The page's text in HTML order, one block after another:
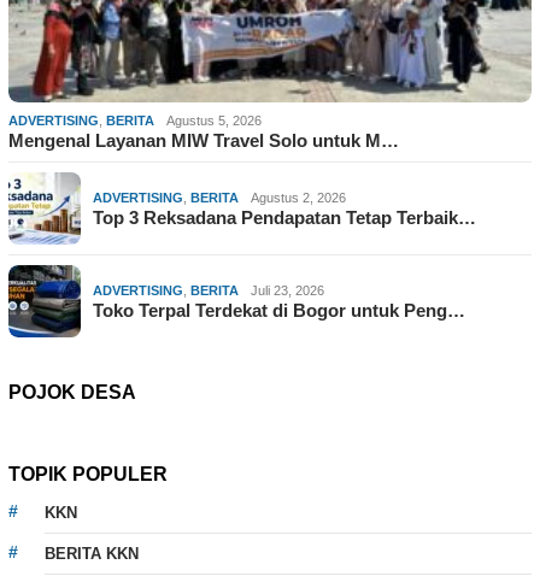
ADVERTISING, BERITA Agustus 5, 2026
Mengenal Layanan MIW Travel Solo untuk M…
ADVERTISING, BERITA Agustus 2, 2026
Top 3 Reksadana Pendapatan Tetap Terbaik…
ADVERTISING, BERITA Juli 23, 2026
Toko Terpal Terdekat di Bogor untuk Peng…
POJOK DESA
TOPIK POPULER
KKN
BERITA KKN